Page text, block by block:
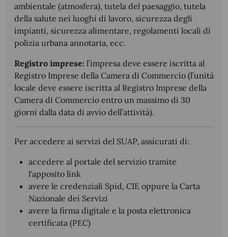
ambientale (atmosfera), tutela del paesaggio, tutela
della salute nei luoghi di lavoro, sicurezza degli
impianti, sicurezza alimentare, regolamenti locali di
polizia urbana annotaria, ecc.
Registro imprese: l’impresa deve essere iscritta al
Registro Imprese della Camera di Commercio (l’unità
locale deve essere iscritta al Registro Imprese della
Camera di Commercio entro un massimo di 30
giorni dalla data di avvio dell’attività).
Per accedere ai servizi del SUAP, assicurati di:
accedere al portale del servizio tramite
l'apposito link
avere le credenziali Spid, CIE oppure la Carta
Nazionale dei Servizi
avere la firma digitale e la posta elettronica
certificata (PEC)